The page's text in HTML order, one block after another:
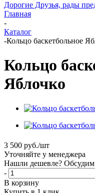
Дорогие Друзья, рады
Главная
-
Каталог
-Кольцо баскетбольное
Кольцо
Яблочко
3 500 руб./шт
Уточняйте у менеджера
Нашли дешевле? Обсудим
-
В корзину